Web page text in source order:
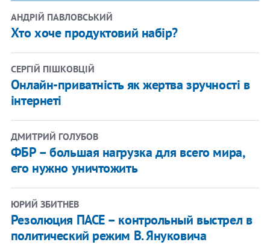
АНДРІЙ ПАВЛОВСЬКИЙ
Хто хоче продуктовий набір?
СЕРГІЙ ПІШКОВЦІЙ
Онлайн-приватність як жертва зручності в
інтернеті
ДМИТРИЙ ГОЛУБОВ
ФБР – большая нагрузка для всего мира,
его нужно уничтожить
ЮРИЙ ЗБИТНЕВ
Резолюция ПАСЕ – контрольный выстрел в
политический режим В. Януковича